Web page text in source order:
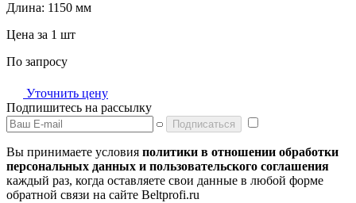
Длина: 1150 мм
Цена за 1 шт
По запросу
Уточнить цену
Подпишитесь на рассылку
Подписаться
Вы принимаете условия политики в отношении обработки
персональных данных и пользовательского соглашения
каждый раз, когда оставляете свои данные в любой форме
обратной связи на сайте Beltprofi.ru